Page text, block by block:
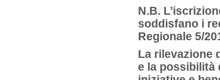
N.B.
soddisfano i
Regionale 5/
La rilevazione
e la possibilità